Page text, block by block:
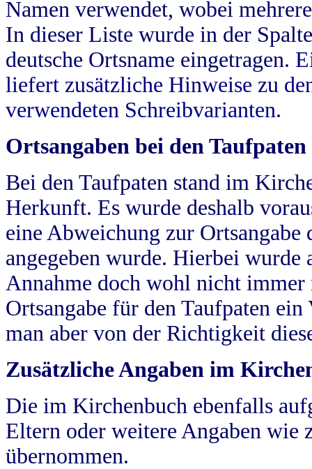
Namen verwendet, wobei
In dieser Liste wurde in der
deutsche Ortsname eingetragen.
liefert zusätzliche Hinweise zu
verwendeten Schreibvarianten.
Ortsangaben bei den Taufpaten
Bei den Taufpaten stand im
Herkunft. Es wurde deshalb
eine Abweichung zur
angegeben wurde. Hierbei wurde
Annahme doch wohl nicht
Ortsangabe für den Taufpaten
man aber von der Richtigkeit
Zusätzliche Angaben im
Die im Kirchenbuch ebenfalls
Eltern oder weitere Angaben wie
übernommen.